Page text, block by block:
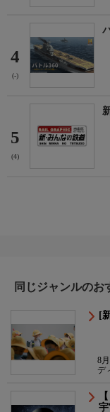
4
(-)
5
(4)
同じジャンルのお
[
8
デ